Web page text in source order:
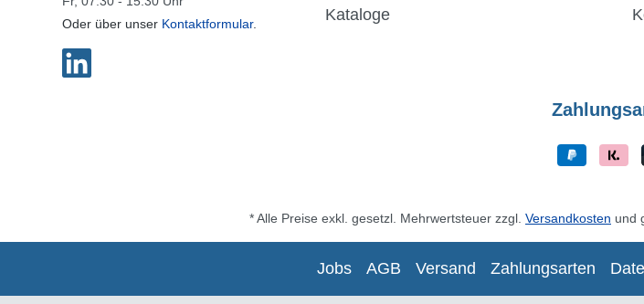
Oder über unser Kontaktformular.
Kataloge
* Alle Preise exkl. gesetzl. Mehrwertsteuer zzgl. Versandkosten und
Jobs AGB Versand Zahlungsarten